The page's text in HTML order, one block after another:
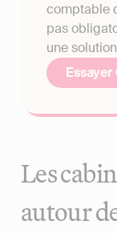
comptable
pas
une
Les
autour